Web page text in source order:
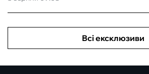
Всі ексклюзиви